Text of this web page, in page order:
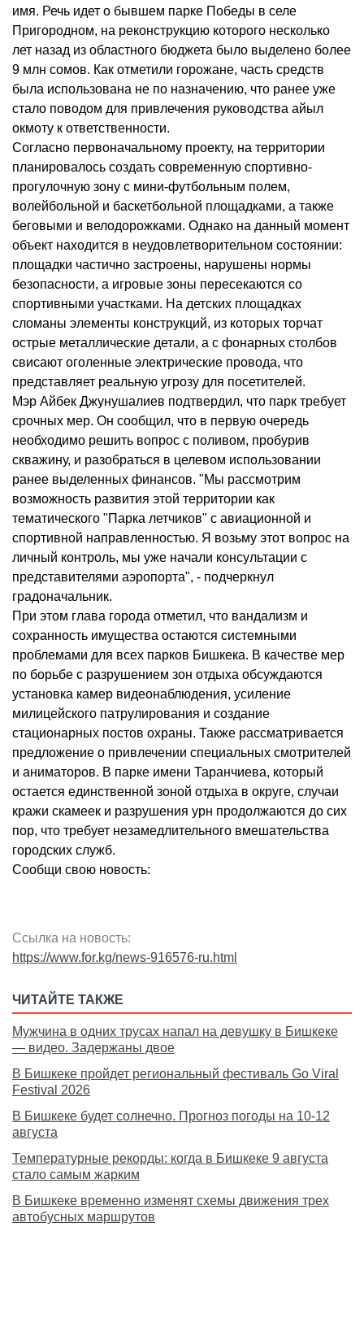
имя. Речь идет о бывшем парке Победы в селе
Пригородном, на реконструкцию которого несколько
лет назад из областного бюджета было выделено более
9 млн сомов. Как отметили горожане, часть средств
была использована не по назначению, что ранее уже
стало поводом для привлечения руководства айыл
окмоту к ответственности.
Согласно первоначальному проекту, на территории
планировалось создать современную спортивно-
прогулочную зону с мини-футбольным полем,
волейбольной и баскетбольной площадками, а также
беговыми и велодорожками. Однако на данный момент
объект находится в неудовлетворительном состоянии:
площадки частично застроены, нарушены нормы
безопасности, а игровые зоны пересекаются со
спортивными участками. На детских площадках
сломаны элементы конструкций, из которых торчат
острые металлические детали, а с фонарных столбов
свисают оголенные электрические провода, что
представляет реальную угрозу для посетителей.
Мэр Айбек Джунушалиев подтвердил, что парк требует
срочных мер. Он сообщил, что в первую очередь
необходимо решить вопрос с поливом, пробурив
скважину, и разобраться в целевом использовании
ранее выделенных финансов. "Мы рассмотрим
возможность развития этой территории как
тематического "Парка летчиков" с авиационной и
спортивной направленностью. Я возьму этот вопрос на
личный контроль, мы уже начали консультации с
представителями аэропорта", - подчеркнул
градоначальник.
При этом глава города отметил, что вандализм и
сохранность имущества остаются системными
проблемами для всех парков Бишкека. В качестве мер
по борьбе с разрушением зон отдыха обсуждаются
установка камер видеонаблюдения, усиление
милицейского патрулирования и создание
стационарных постов охраны. Также рассматривается
предложение о привлечении специальных смотрителей
и аниматоров. В парке имени Таранчиева, который
остается единственной зоной отдыха в округе, случаи
кражи скамеек и разрушения урн продолжаются до сих
пор, что требует незамедлительного вмешательства
городских служб.
Сообщи свою новость:
Ссылка на новость:
https://www.for.kg/news-916576-ru.html
ЧИТАЙТЕ ТАКЖЕ
Мужчина в одних трусах напал на девушку в Бишкеке
— видео. Задержаны двое
В Бишкеке пройдет региональный фестиваль Go Viral
Festival 2026
В Бишкеке будет солнечно. Прогноз погоды на 10-12
августа
Температурные рекорды: когда в Бишкеке 9 августа
стало самым жарким
В Бишкеке временно изменят схемы движения трех
автобусных маршрутов